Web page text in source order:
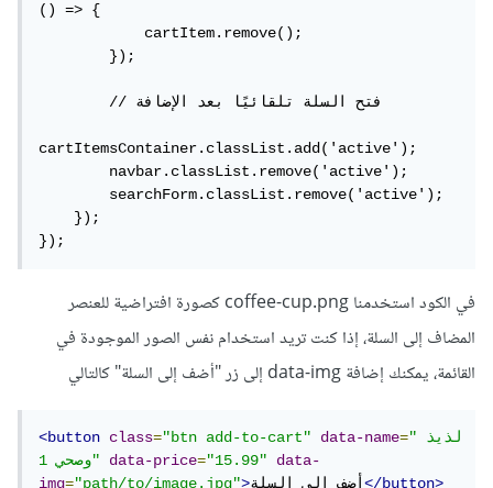
() => {
            cartItem.remove();
        });
        // فتح السلة تلقائيًا بعد الإضافة
cartItemsContainer.classList.add('active');
        navbar.classList.remove('active');
        searchForm.classList.remove('active');
    });
});
في الكود استخدمنا coffee-cup.png كصورة افتراضية للعنصر
المضاف إلى السلة، إذا كنت تريد استخدام نفس الصور الموجودة في
القائمة، يمكنك إضافة data-img إلى زر "أضف إلى السلة" كالتالي
<button class="btn add-to-cart" data-name="لذيذ
وصحي 1"
data-price="15.99"
data-
img="path/to/image.jpg">أضف الى السلة</button>